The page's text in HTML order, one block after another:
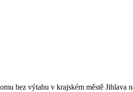
bez výtahu v krajském městě Jihlava